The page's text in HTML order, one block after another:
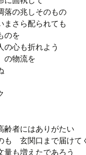
の兆しそのもの
さら配られても
のを
心も折れよう
の物流を
者にはありがたい
も 玄関口まで届けて
も増えたであろう